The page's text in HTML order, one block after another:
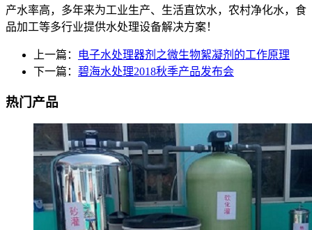
产水率高，多年来为工业生产、生活直饮水，农村净化水，食
品加工等多行业提供水处理设备解决方案！
上一篇：
电子水处理器剂之微生物絮凝剂的工作原理
下一篇： 碧海水处理2018秋季产品发布会
热门产品